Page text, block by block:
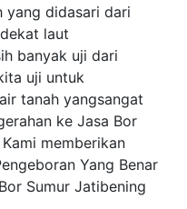
yang didasari dari
laut
banyak uji dari
uji untuk
tanah yangsangat
ke Jasa Bor
memberikan
Yang Benar
Sumur Jatibening